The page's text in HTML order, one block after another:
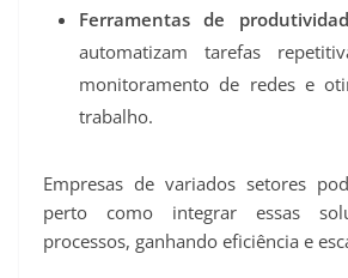
Ferramentas de
automatizam tarefas
monitoramento de redes e
trabalho.
Empresas de variados setores
perto como integrar essas
processos, ganhando eficiência e